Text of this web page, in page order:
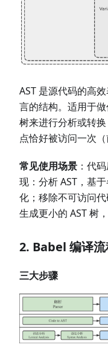
AST 是源代码的高
言的结构。适用于
树来进行分析或转
点恰好被访问一次（
常见使用场景 ：代
现：分析 AST，基
化；移除不可访问
生成更小的 AST 树
2. Babel 编译
三大步骤